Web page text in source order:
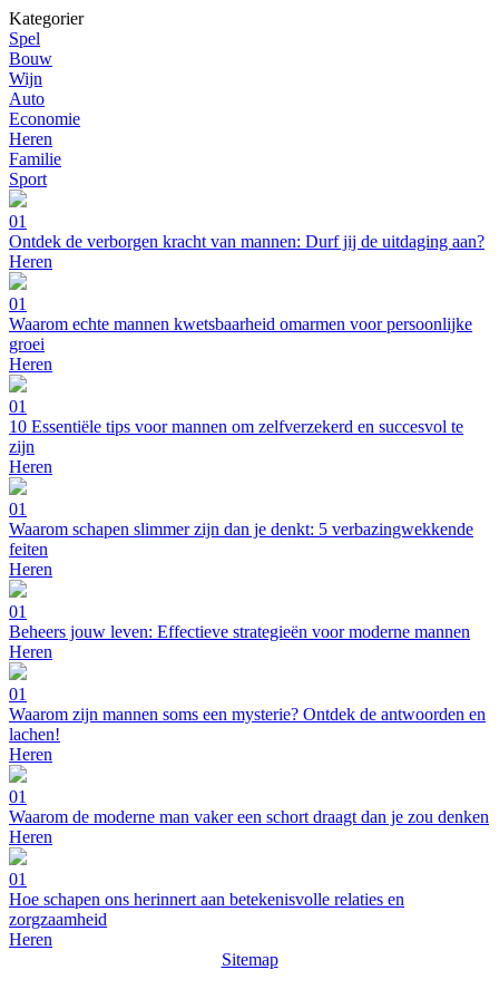
Kategorier
Spel
Bouw
Wijn
Auto
Economie
Heren
Familie
Sport
01
Ontdek de verborgen kracht van mannen: Durf jij de uitdaging aan?
Heren
01
Waarom echte mannen kwetsbaarheid omarmen voor persoonlijke
groei
Heren
01
10 Essentiële tips voor mannen om zelfverzekerd en succesvol te
zijn
Heren
01
Waarom schapen slimmer zijn dan je denkt: 5 verbazingwekkende
feiten
Heren
01
Beheers jouw leven: Effectieve strategieën voor moderne mannen
Heren
01
Waarom zijn mannen soms een mysterie? Ontdek de antwoorden en
lachen!
Heren
01
Waarom de moderne man vaker een schort draagt dan je zou denken
Heren
01
Hoe schapen ons herinnert aan betekenisvolle relaties en
zorgzaamheid
Heren
Sitemap